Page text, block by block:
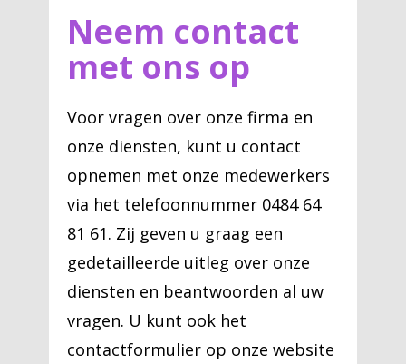
Neem contact
met ons op
Voor vragen over onze firma en
onze diensten, kunt u contact
opnemen met onze medewerkers
via het telefoonnummer 0484 64
81 61. Zij geven u graag een
gedetailleerde uitleg over onze
diensten en beantwoorden al uw
vragen. U kunt ook het
contactformulier op onze website